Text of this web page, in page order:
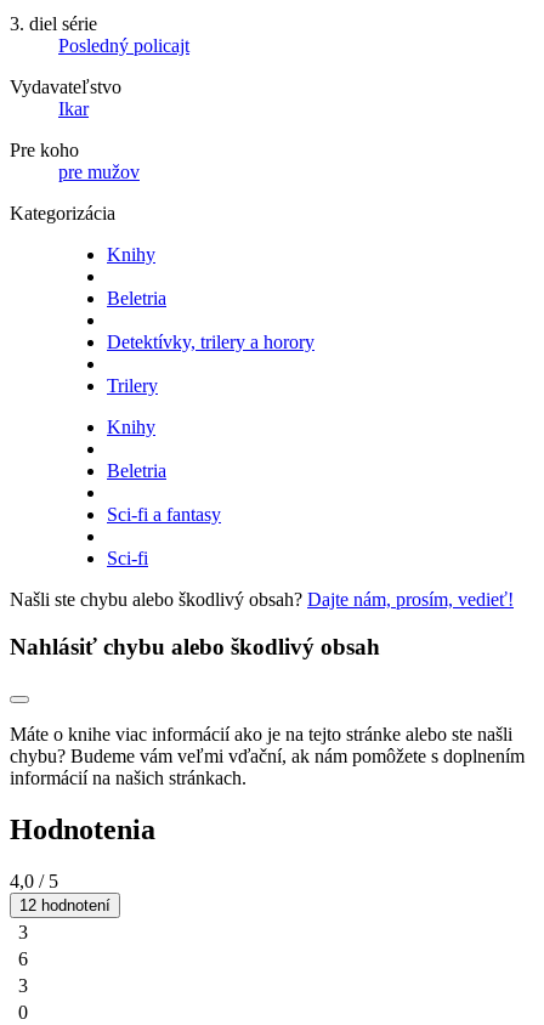
3. diel série
Posledný policajt
Vydavateľstvo
Ikar
Pre koho
pre mužov
Kategorizácia
Knihy
Beletria
Detektívky, trilery a horory
Trilery
Knihy
Beletria
Sci-fi a fantasy
Sci-fi
Našli ste chybu alebo škodlivý obsah? Dajte nám, prosím, vedieť!
Nahlásiť chybu alebo škodlivý obsah
Máte o knihe viac informácií ako je na tejto stránke alebo ste našli
chybu? Budeme vám veľmi vďační, ak nám pomôžete s doplnením
informácií na našich stránkach.
Hodnotenia
4,0 / 5
12 hodnotení
3
6
3
0